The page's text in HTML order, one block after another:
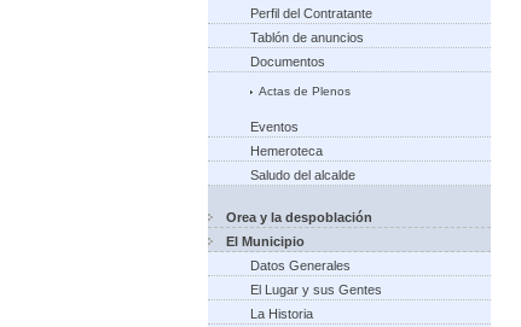
Perfil del Contratante
Tablón de anuncios
Documentos
Actas de Plenos
Eventos
Hemeroteca
Saludo del alcalde
Orea y la despoblación
El Municipio
Datos Generales
El Lugar y sus Gentes
La Historia